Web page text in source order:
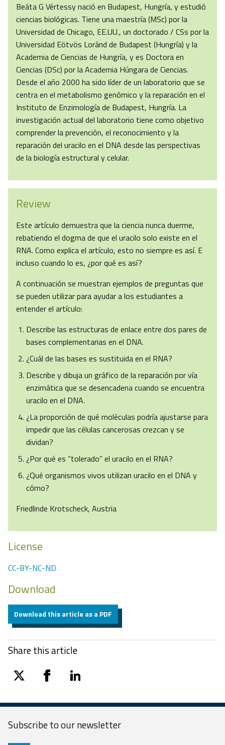
Beáta G Vértessy nació en Budapest, Hungría, y estudió
ciencias biológicas. Tiene una maestría (MSc) por la
Universidad de Chicago, EE.UU., un doctorado / CSs por la
Universidad Eötvös Loránd de Budapest (Hungría) y la
Academia de Ciencias de Hungría, y es Doctora en
Ciencias (DSc) por la Academia Húngara de Ciencias.
Desde el año 2000 ha sido líder de un laboratorio que se
centra en el metabolismo genómico y la reparación en el
Instituto de Enzimología de Budapest, Hungría. La
investigación actual del laboratorio tiene como objetivo
comprender la prevención, el reconocimiento y la
reparación del uracilo en el DNA desde las perspectivas
de la biología estructural y celular.
Review
Este artículo demuestra que la ciencia nunca duerme,
rebatiendo el dogma de que el uracilo solo existe en el
RNA. Como explica el artículo, esto no siempre es así. E
incluso cuando lo es, ¿por qué es así?
A continuación se muestran ejemplos de preguntas que
se pueden utilizar para ayudar a los estudiantes a
entender el artículo:
Describe las estructuras de enlace entre dos pares de
bases complementarias en el DNA.
¿Cuál de las bases es sustituida en el RNA?
Describe y dibuja un gráfico de la reparación por vía
enzimática que se desencadena cuando se encuentra
uracilo en el DNA.
¿La proporción de qué moléculas podría ajustarse para
impedir que las células cancerosas crezcan y se
dividan?
¿Por qué es “tolerado” el uracilo en el RNA?
¿Qué organismos vivos utilizan uracilo en el DNA y
cómo?
Friedlinde Krotscheck, Austria
License
CC-BY-NC-ND
Download
Download this article as a PDF
Share this article
twitter facebooklinkedin
Subscribe to ournewsletter